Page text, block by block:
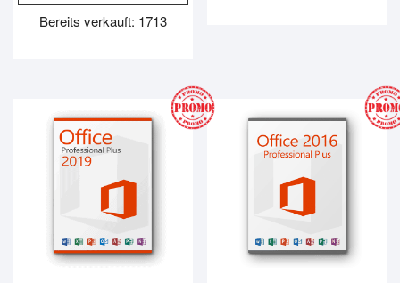
149.99€14.99€.
Bereits verkauft: 1713